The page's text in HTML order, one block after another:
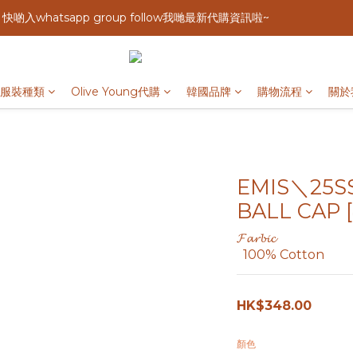
快啲入whatsapp group follow我哋最新代購資訊啦~
服裝種類 Olive Young代購 韓國品牌 購物流程 關於
EMIS＼
BALL CAP
𝓕𝓪𝓻𝓫𝓲𝓬
  100% Cotton
HK$348.00
顏色